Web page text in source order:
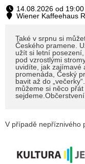
14.08.2026 od 19:00
Wiener Kaffeehaus
Také v srpnu si
Českého pramene.
užít si letní
pod vzrostlými
uvidíte, jak zajímavé
promenáda, Český
bavit až do
můžeme si něco
sejdeme.Občerstvení
V případě nepříznivého